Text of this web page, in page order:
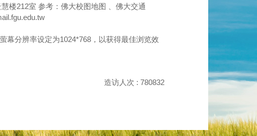
楼212室 参考： 佛大校图地图
佛大交通
幕分辨率设定为1024*768，以获得最佳浏览效
造访人次 : 780832